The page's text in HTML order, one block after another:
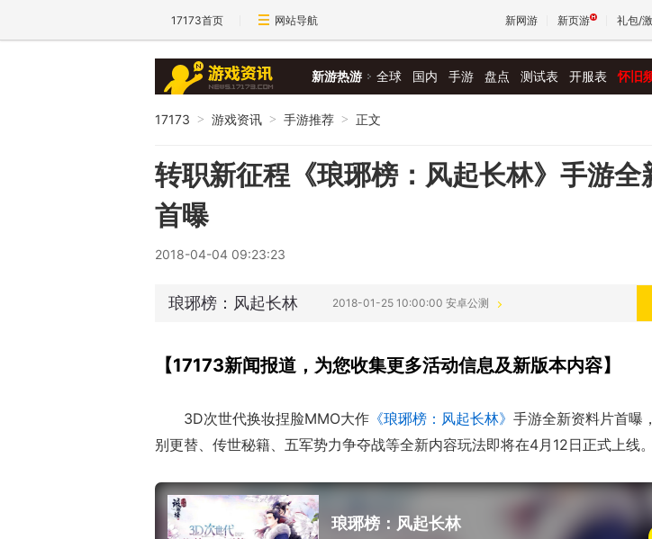
17173首页 网站导航 新网游 新页游 礼包/
新游热游 全球 国内 手游 盘点 测试表 开服表 怀旧
17173 > 游戏资讯 > 手游推荐 > 正文
转职新征程《琅琊榜：风起长林》手游全
首曝
2018-04-04 09:23:23
琅琊榜：风起长林 2018-01-25 10:00:00 安卓公测
【17173新闻报道，为您收集更多活动信息及新版本内容】
3D次世代换妆捏脸MMO大作 《琅琊榜：风起长林》 手游全新资料片首曝
别更替、传世秘籍、五军势力争夺战等全新内容玩法即将在4月12日正式上线。
琅琊榜：风起长林